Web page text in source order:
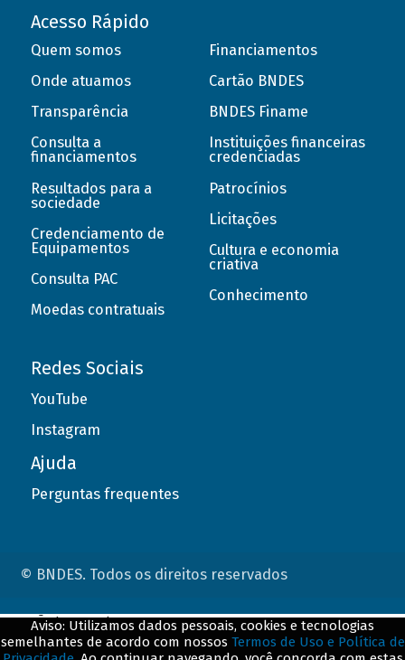
Acesso Rápido
Quem somos
Onde atuamos
Transparência
Consulta a
financiamentos
Resultados para a
sociedade
Credenciamento de
Equipamentos
Consulta PAC
Moedas contratuais
Financiamentos
Cartão BNDES
BNDES Finame
Instituições financeiras
credenciadas
Patrocínios
Licitações
Cultura e economia
criativa
Conhecimento
Redes Sociais
YouTube
Instagram
Ajuda
Perguntas frequentes
© BNDES. Todos os direitos reservados
Aviso: Utilizamos dados pessoais, cookies e tecnologias
semelhantes de acordo com nossos Termos de Uso e Política de
ConteÃºdo complementar
${title}${badge}